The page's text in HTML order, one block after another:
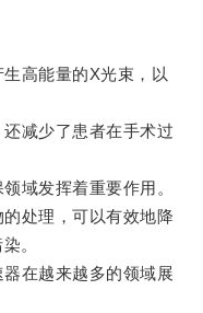
高能量的X光束，以
减少了患者在手术过
发挥着重要作用。
处理，可以有效地降
。
在越来越多的领域展